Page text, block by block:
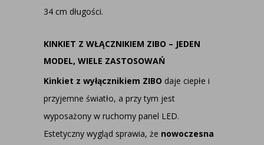
34 cm długości.
KINKIET Z WŁĄCZNIKIEM ZIBO – JEDEN
MODEL, WIELE ZASTOSOWAŃ
Kinkiet z wyłącznikiem ZIBO daje ciepłe i
przyjemne światło, a przy tym jest
wyposażony w ruchomy panel LED.
Estetyczny wygląd sprawia, że nowoczesna